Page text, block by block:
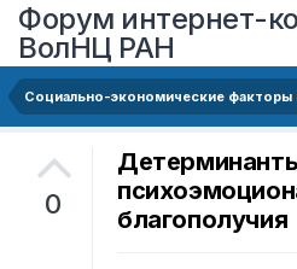
Форум интернет-
ВолНЦ РАН
0
благополучия